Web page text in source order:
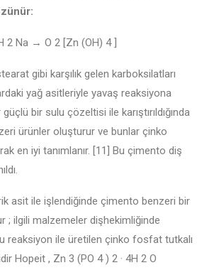
2 Na → O 2 [Zn (OH) 4 ]
gibi karşılık gelen karboksilatları
yağ asitleriyle yavaş reaksiyona
bir sulu çözeltisi ile karıştırıldığında
ürünler oluşturur ve bunlar çinko
en iyi tanımlanır. [11] Bu çimento diş
asit ile işlendiğinde çimento benzeri bir
; ilgili malzemeler dişhekimliğinde
reaksiyon ile üretilen çinko fosfat tutkalı
Hopeit , Zn 3 (PO 4 ) 2 · 4H 2 O